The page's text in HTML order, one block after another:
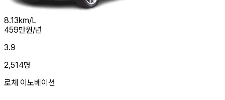
8.13km/L
459만원/년
3.9
2,514명
로체 이노베이션